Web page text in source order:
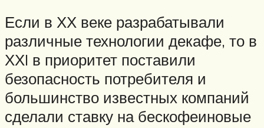
Если в ХХ веке разрабатывали
различные технологии декафе, то в
ХХI в приоритет поставили
безопасность потребителя и
большинство известных компаний
сделали ставку на бескофеиновые